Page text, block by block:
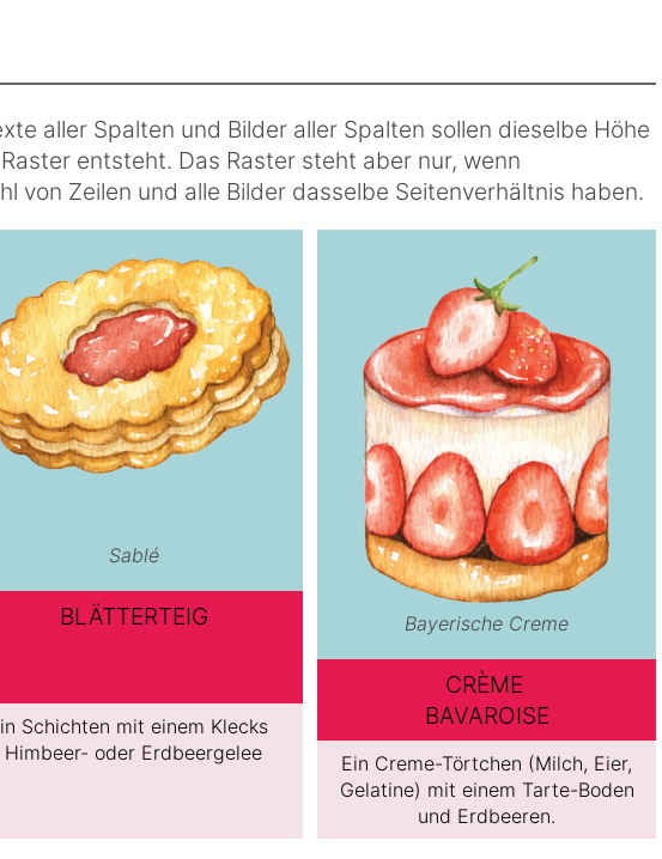
aller Spalten und Bilder aller Spalten sollen dieselbe Höhe
entsteht. Das Raster steht aber nur, wenn
von Zeilen und alle Bilder dasselbe Seitenverhältnis haben.
Sablé
BLÄTTERTEIG
in Schichten mit einem Klecks
Himbeer- oder Erdbeergelee
Bayerische Creme
CRÈME
BAVAROISE
Ein Creme-Törtchen (Milch, Eier,
Gelatine) mit einem Tarte-Boden
und Erdbeeren.